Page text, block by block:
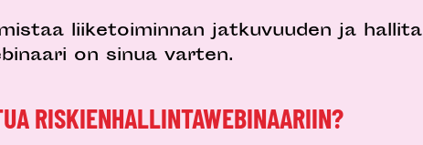
liiketoiminnan jatkuvuuden ja hallita
on sinua varten.
RISKIENHALLINTAWEBINAARIIN?